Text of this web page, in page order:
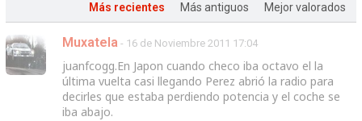
01:43
Alfa Romeo vuelve a la F1 de
la mano de Sauber F1 Team
Más recientes Más antiguos Mejor valorados
Muxatela - 16 de Noviembre 2011 17:04
juanfcogg.En Japon cuando checo iba octavo el la
última vuelta casi llegando Perez abrió la radio para
decirles que estaba perdiendo potencia y el coche se
iba abajo.